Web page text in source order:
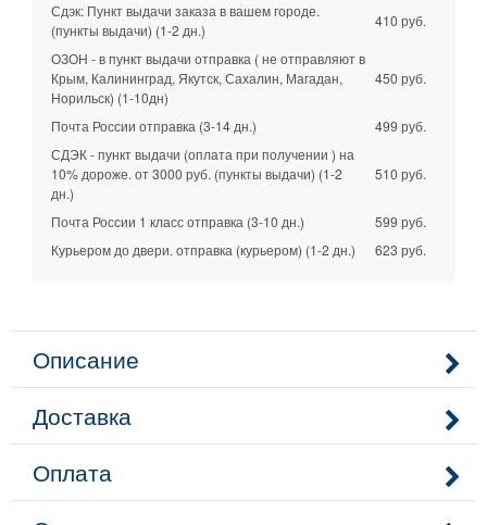
Сдэк: Пункт выдачи заказа в вашем городе.
(пункты выдачи) (1-2 дн.)
410 руб.
ОЗОН - в пункт выдачи отправка ( не отправляют в
Крым, Калининград, Якутск, Сахалин, Магадан,
Норильск) (1-10дн)
450 руб.
Почта России отправка (3-14 дн.)
499 руб.
СДЭК - пункт выдачи (оплата при получении ) на
10% дороже. от 3000 руб. (пункты выдачи) (1-2
дн.)
510 руб.
Почта России 1 класс отправка (3-10 дн.)
599 руб.
Курьером до двери. отправка (курьером) (1-2 дн.) 623 руб.
Описание
Доставка
Оплата